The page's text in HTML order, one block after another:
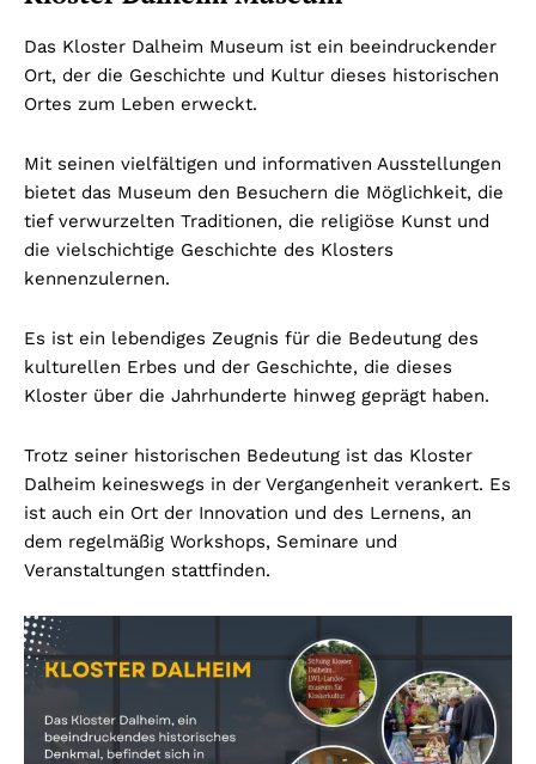
Das Kloster Dalheim Museum ist ein beeindruckender
Ort, der die Geschichte und Kultur dieses historischen
Ortes zum Leben erweckt.
Mit seinen vielfältigen und informativen Ausstellungen
bietet das Museum den Besuchern die Möglichkeit, die
tief verwurzelten Traditionen, die religiöse Kunst und
die vielschichtige Geschichte des Klosters
kennenzulernen.
Es ist ein lebendiges Zeugnis für die Bedeutung des
kulturellen Erbes und der Geschichte, die dieses
Kloster über die Jahrhunderte hinweg geprägt haben.
Trotz seiner historischen Bedeutung ist das Kloster
Dalheim keineswegs in der Vergangenheit verankert. Es
ist auch ein Ort der Innovation und des Lernens, an
dem regelmäßig Workshops, Seminare und
Veranstaltungen stattfinden.